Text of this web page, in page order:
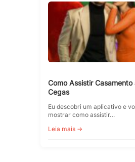
Como Assistir Casamento
Cegas
Eu descobri um aplicativo e
mostrar como assistir…
Leia mais →